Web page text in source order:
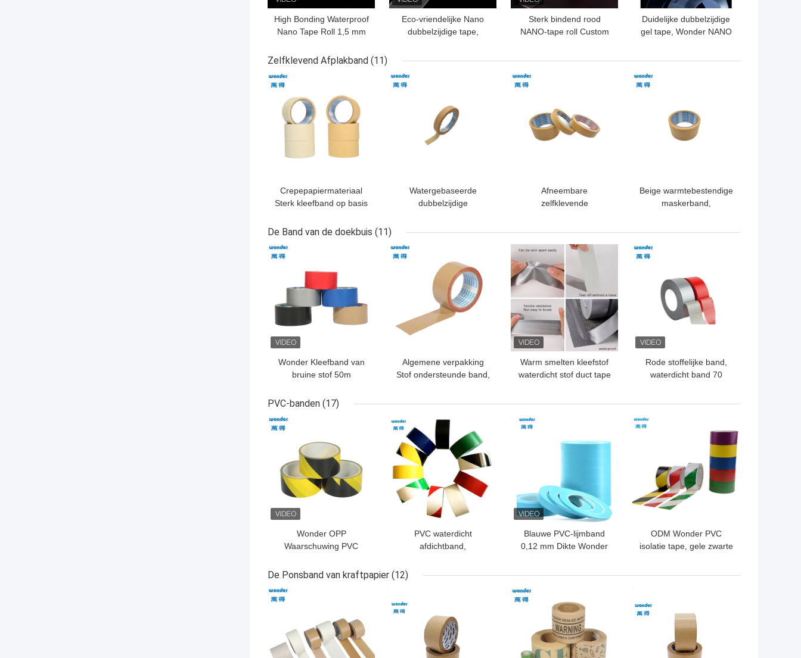
High Bonding Waterproof
Nano Tape Roll 1,5 mm
Eco-vriendelijke Nano
dubbelzijdige tape,
Sterk bindend rood
NANO-tape roll Custom
Duidelijke dubbelzijdige
gel tape, Wonder NANO
Zelfklevend Afplakband (11)
Crepepapiermateriaal
Sterk kleefband op basis
BESTE PRIJS
Watergebaseerde
dubbelzijdige
BESTE PRIJS
Afneembare
zelfklevende
BESTE PRIJS
Beige warmtebestendige
maskerband,
BESTE PRIJS
De Band van de doekbuis (11)
Wonder Kleefband van
bruine stof 50m
basis
BESTE PRIJS
Algemene verpakking
Stof ondersteunde band,
BESTE PRIJS
Warm smelten kleefstof
waterdicht stof duct tape
BESTE PRIJS
Rode stoffelijke band,
waterdicht band 70
BESTE PRIJS
PVC-banden (17)
Wonder OPP
Waarschuwing PVC
Kleur Binnengebruik
BESTE PRIJS
PVC waterdicht
afdichtband,
waarschuwingsband
BESTE PRIJS
Blauwe PVC-lijmband
0,12 mm Dikte Wonder
BESTE PRIJS
ODM Wonder PVC
isolatie tape, gele zwarte
BESTE PRIJS
De Ponsband van kraftpapier (12)
BESTE PRIJS BESTE PRIJS